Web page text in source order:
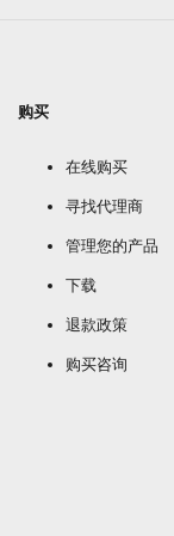
购买
在线购买
寻找代理商
管理您的产品
下载
退款政策
购买咨询